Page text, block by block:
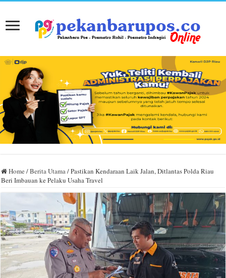
Home /Berita Utama/Pastikan Kendaraan Laik Jalan, Ditlantas Polda Riau
Beri Imbauan ke Pelaku Usaha Travel